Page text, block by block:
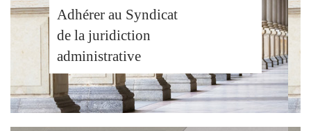
Adhérer au Syndicat
de la juridiction
administrative